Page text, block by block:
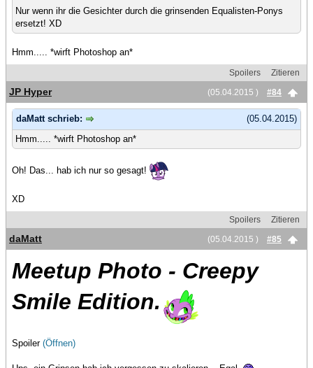
Nur wenn ihr die Gesichter durch die grinsenden Equalisten-Ponys
ersetzt! XD
Hmm..... *wirft Photoshop an*
Spoilers
Zitieren
(05.04.2015 )
#84
JP Hyper
(05.04.2015)
daMatt schrieb:
Hmm..... *wirft Photoshop an*
Oh! Das... hab ich nur so gesagt!
XD
Spoilers
Zitieren
(05.04.2015 )
#85
daMatt
Meetup Photo - Creepy
Smile Edition.
Spoiler (Öffnen)